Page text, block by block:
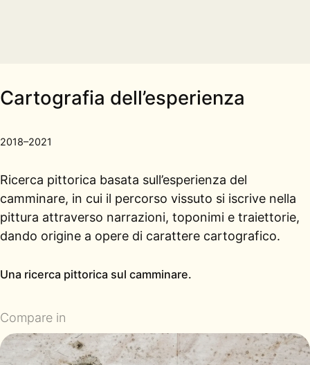
Cartografia dell’esperienza
2018–2021
Ricerca pittorica basata sull’esperienza del
camminare, in cui il percorso vissuto si iscrive nella
pittura attraverso narrazioni, toponimi e traiettorie,
dando origine a opere di carattere cartografico.
Una ricerca pittorica sul camminare.
Compare in